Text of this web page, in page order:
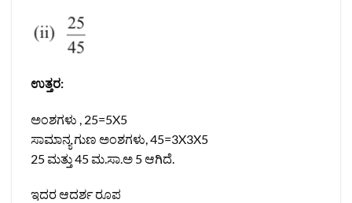
ಉತ್ತರ:
ಅಂಶಗಳು , 25=5X5
ಸಾಮಾನ್ಯ ಗುಣ ಅಂಶಗಳು, 45=3X3X5
25 ಮತ್ತು 45 ಮ.ಸಾ.ಅ 5 ಆಗಿದೆ.
ಇದರ ಆದರ್ಶ ರೂಪ